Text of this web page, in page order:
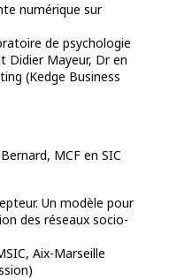
numérique sur
de psychologie
Didier Mayeur, Dr en
(Kedge Business
MCF en SIC
Un modèle pour
des réseaux socio-
Aix-Marseille